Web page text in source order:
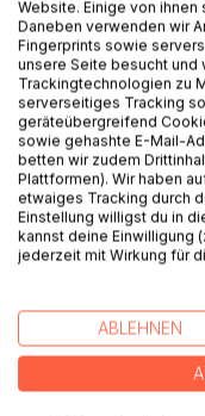
des Dazwischen
Was geschieht, wenn
Sprache verstanden
Wenn Heilung nicht
Und wenn Leben
aufeinander
In dieser
der Leser Tsering,
abgelegenen Dorf im
über Medizin
zu lesen, den Puls
als Teil eines
Der Roman entfaltet
Website. Einige von
Daneben verwenden wir
Fingerprints sowie
unsere Seite besucht und
Trackingtechnologien zu
serverseitiges Tracking
geräteübergreifend
sowie gehashte E-Mail-
betten wir zudem
Plattformen). Wir haben
etwaiges Tracking durch
Einstellung willigst du in
kannst deine Einwilligung
jederzeit mit Wirkung für
ABLEHNEN